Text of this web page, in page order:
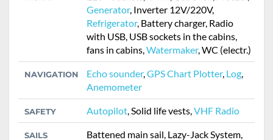
Generator, Inverter 12V/220V,
Refrigerator, Battery charger, Radio
with USB, USB sockets in the cabins,
fans in cabins,Watermaker, WC (electr.)
NAVIGATION Echo sounder,GPS Chart Plotter, Log,
Anemometer
SAFETY Autopilot, Solid life vests,VHF Radio
SAILS
Battened main sail, Lazy-Jack System,